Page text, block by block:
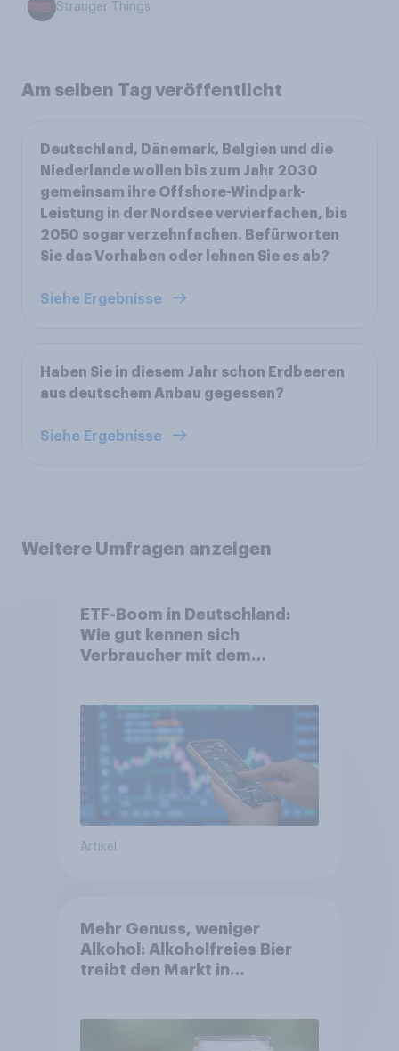
Stranger Things
Am selben Tag veröffentlicht
Deutschland, Dänemark, Belgien und die
Niederlande wollen bis zum Jahr 2030
gemeinsam ihre Offshore-Windpark-
Leistung in der Nordsee vervierfachen, bis
2050 sogar verzehnfachen. Befürworten
Sie das Vorhaben oder lehnen Sie es ab?
Siehe Ergebnisse
Haben Sie in diesem Jahr schon Erdbeeren
aus deutschem Anbau gegessen?
Siehe Ergebnisse
Weitere Umfragen anzeigen
ETF-Boom in Deutschland:
Wie gut kennen sich
Verbraucher mit dem
Artikel
Mehr Genuss, weniger
Alkohol: Alkoholfreies Bier
treibt den Markt in